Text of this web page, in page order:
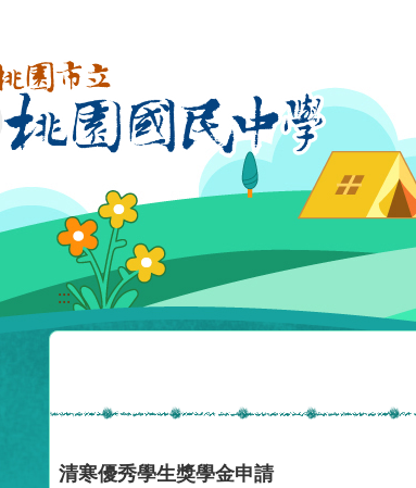
:::
清寒優秀學生獎學金申請